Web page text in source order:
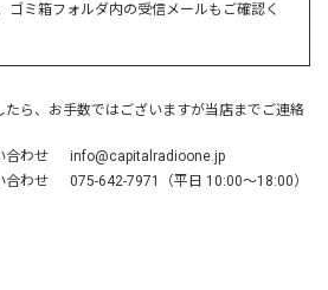
ゴミ箱フォルダ内の受信メールもご確認く
たら、お手数ではございますが当店までご連絡
合わせ
info@capitalradioone.jp
合わせ
075-642-7971（平日 10:00～18:00）